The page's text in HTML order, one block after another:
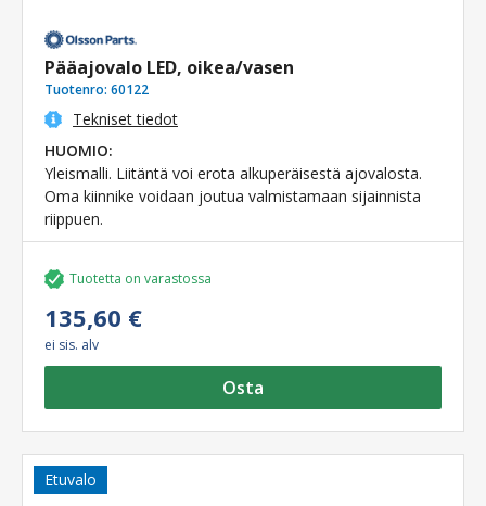
Pääajovalo LED, oikea/vasen
Tuotenro: 60122
Tekniset tiedot
HUOMIO:
Yleismalli. Liitäntä voi erota alkuperäisestä ajovalosta.
Oma kiinnike voidaan joutua valmistamaan sijainnista
riippuen.
Tuotetta on varastossa
135,60 €
ei sis. alv
Osta
Etuvalo